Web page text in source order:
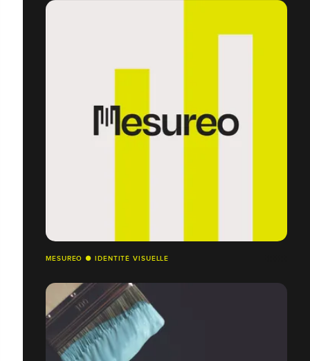
MESUREO ● IDENTITÉ VISUELLE